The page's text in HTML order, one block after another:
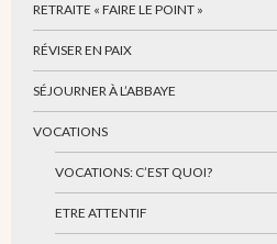
RETRAITE « FAIRE LE POINT »
RÉVISER EN PAIX
SÉJOURNER À L’ABBAYE
VOCATIONS
VOCATIONS: C’EST QUOI?
ETRE ATTENTIF